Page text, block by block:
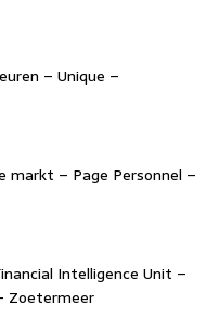
– Unique –
markt – Page Personnel –
Intelligence Unit –
Zoetermeer